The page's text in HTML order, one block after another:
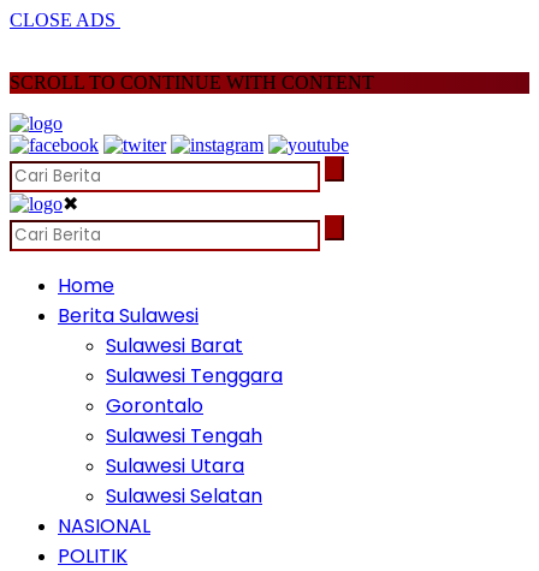
CLOSE ADS
SCROLL TO CONTINUE WITH CONTENT
✖
Home
Berita Sulawesi
Sulawesi Barat
Sulawesi Tenggara
Gorontalo
Sulawesi Tengah
Sulawesi Utara
Sulawesi Selatan
NASIONAL
POLITIK